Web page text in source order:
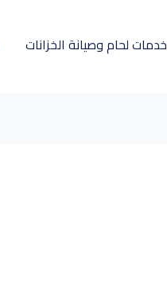
خدمات لحام وصيانة الخزانات